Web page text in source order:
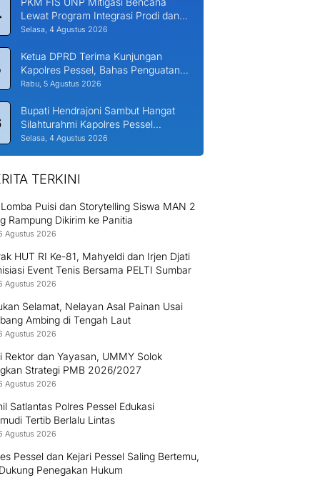
Lewat Program Integrasi Prodi dan
Nagari di Padang Laweh Malalo
Selasa, 4 Agustus 2026
Ketua DPRD Terima Kunjungan
Kapolres Pessel, Bahas Penguatan
Kerjasama Hankamtibmas
Rabu, 5 Agustus 2026
Bupati Hendrajoni Sambut Hangat
Silahturahmi Kapolres Pessel
Bersama PJU
Selasa, 4 Agustus 2026
TERKINI
Puisi dan Storytelling Siswa MAN 2
Rampung Dikirim ke Panitia
Agustus 2026
HUT RI Ke-81, Mahyeldi dan Irjen Djati
Event Tenis Bersama PELTI Sumbar
Agustus 2026
Selamat, Nelayan Asal Painan Usai
Ambing di Tengah Laut
Agustus 2026
Rektor dan Yayasan, UMMY Solok
Strategi PMB 2026/2027
Agustus 2026
Satlantas Polres Pessel Edukasi
Tertib Berlalu Lintas
Agustus 2026
Pessel dan Kejari Pessel Saling Bertemu,
Penegakan Hukum